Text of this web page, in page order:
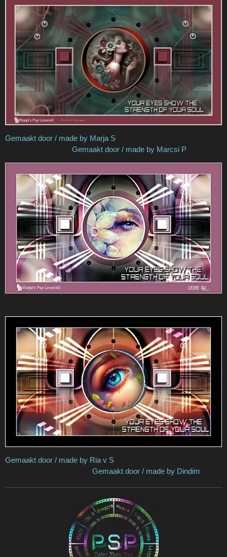
Gemaakt door / made by Marja S
Gemaakt door / made by Marcsi P
Gemaakt door / made by Ria v S
Gemaakt door / made by Dindim